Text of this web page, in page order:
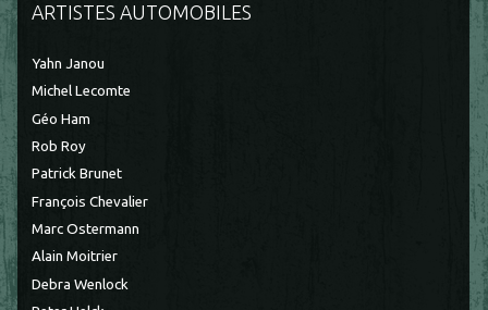
ARTISTES AUTOMOBILES
Yahn Janou
Michel Lecomte
Géo Ham
Rob Roy
Patrick Brunet
François Chevalier
Marc Ostermann
Alain Moitrier
Debra Wenlock